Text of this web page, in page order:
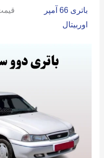
باتری 66 آمپر
اوربیتال